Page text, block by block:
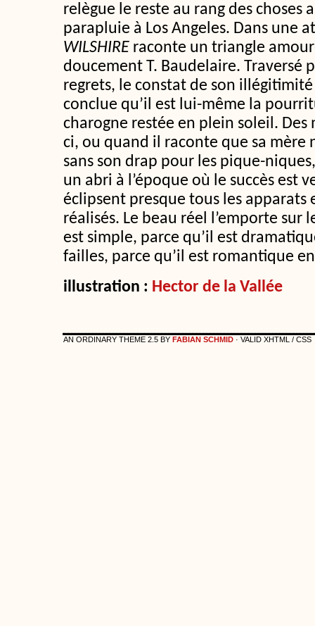
relègue le reste au rang des choses
parapluie à Los Angeles. Dans une
WILSHIRE raconte un triangle
doucement T. Baudelaire. Traversé
regrets, le constat de son
conclue qu’il est lui-même la
charogne restée en plein soleil.
ci, ou quand il raconte que sa mère
sans son drap pour les pique-
un abri à l’époque où le succès est
éclipsent presque tous les apparats
réalisés. Le beau réel l’emporte sur
est simple, parce qu’il est
failles, parce qu’il est romantique
illustration : Hector de la Vallée
AN ORDINARY THEME 2.5 BY FABIAN SCHMID · VALID XHTML / CSS